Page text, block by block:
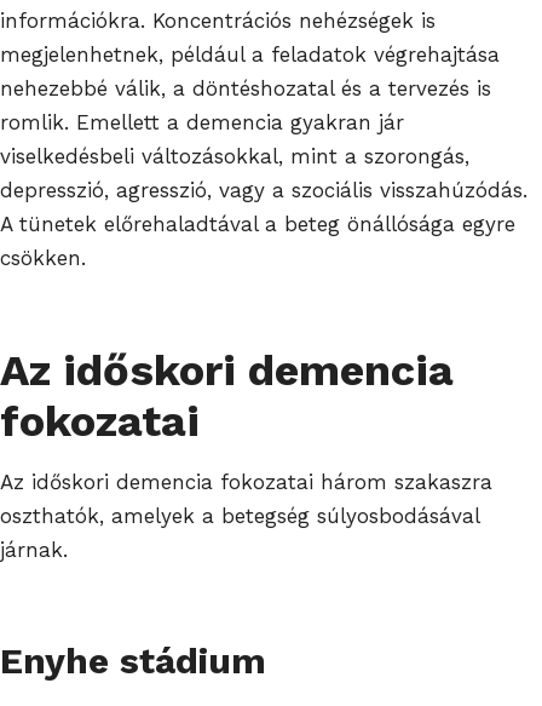
információkra. Koncentrációs nehézségek is
megjelenhetnek, például a feladatok végrehajtása
nehezebbé válik, a döntéshozatal és a tervezés is
romlik. Emellett a demencia gyakran jár
viselkedésbeli változásokkal, mint a szorongás,
depresszió, agresszió, vagy a szociális visszahúzódás.
A tünetek előrehaladtával a beteg önállósága egyre
csökken.
Az időskori demencia
fokozatai
Az időskori demencia fokozatai három szakaszra
oszthatók, amelyek a betegség súlyosbodásával
járnak.
Enyhe stádium